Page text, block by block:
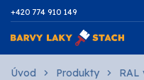
+420 774 910 149
Dřevo
Úvod Produkty RAL